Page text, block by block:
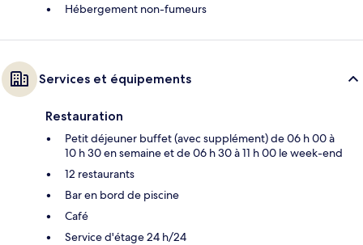
Hébergement non-fumeurs
Services et équipements
Restauration
Petit déjeuner buffet (avec supplément) de 06 h 00 à
10 h 30 en semaine et de 06 h 30 à 11 h 00 le week-end
12 restaurants
Bar en bord de piscine
Café
Service d'étage 24 h/24